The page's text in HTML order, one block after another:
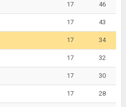
17 46
17 43
17 34
17 32
17 30
17 28